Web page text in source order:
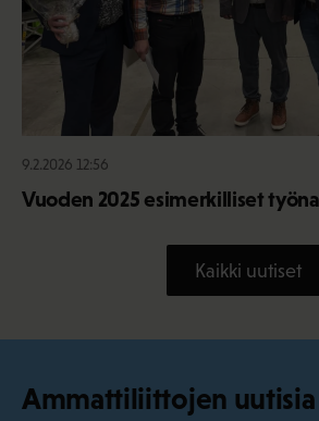
9.2.2026 12:56
Vuoden 2025 esimerkilliset
Kaikki uutiset
Ammattiliittojen uutisia